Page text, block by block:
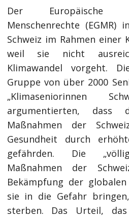
Der Europäische
Menschenrechte
Schweiz im Rahmen einer
weil sie nicht
Klimawandel vorgeht.
Gruppe von über 2000
„Klimaseniorinnen
argumentierten, dass
Maßnahmen der
Gesundheit durch
gefährden. Die
Maßnahmen der
Bekämpfung der
sie in die Gefahr
sterben. Das Urteil,